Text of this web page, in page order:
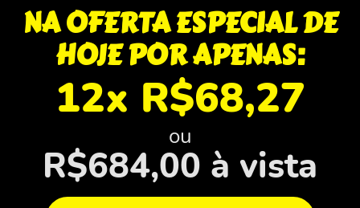
NA OFERTA ESPECIAL DE
HOJE POR APENAS:
12x R$68,27
ou
R$684,00 à vista